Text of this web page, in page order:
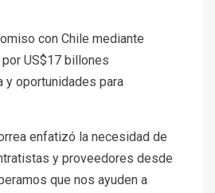
con Chile mediante
US$17 billones
y oportunidades para
enfatizó la necesidad de
y proveedores desde
que nos ayuden a